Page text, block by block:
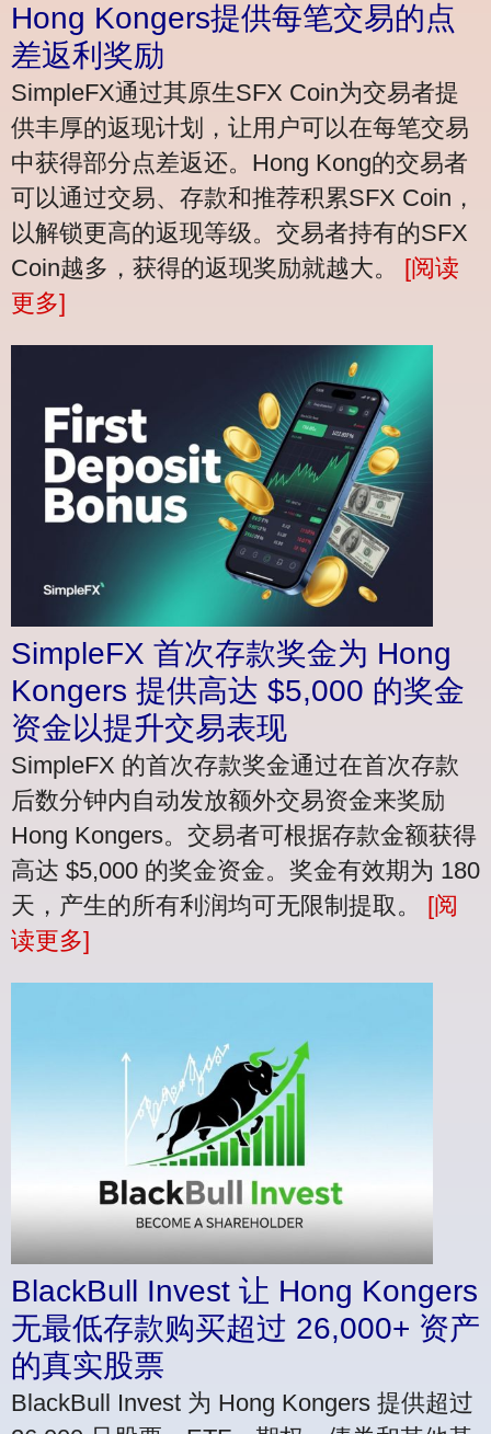
Hong Kongers提供每笔交易的点
差返利奖励
SimpleFX通过其原生SFX Coin为交易者提
供丰厚的返现计划，让用户可以在每笔交易
中获得部分点差返还。Hong Kong的交易者
可以通过交易、存款和推荐积累SFX Coin，
以解锁更高的返现等级。交易者持有的SFX
Coin越多，获得的返现奖励就越大。 [阅读
更多]
SimpleFX 首次存款奖金为 Hong
Kongers 提供高达 $5,000 的奖金
资金以提升交易表现
SimpleFX 的首次存款奖金通过在首次存款
后数分钟内自动发放额外交易资金来奖励
Hong Kongers。交易者可根据存款金额获得
高达 $5,000 的奖金资金。奖金有效期为 180
天，产生的所有利润均可无限制提取。 [阅
读更多]
BlackBull Invest 让 Hong Kongers
无最低存款购买超过 26,000+ 资产
的真实股票
BlackBull Invest 为 Hong Kongers 提供超过